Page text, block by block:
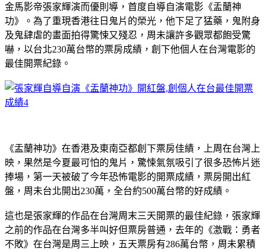
金馬影帝張家輝演而優則導，首度自導自演電影《盂蘭神
功》。為了重現香港往日鬼片的榮光，他下足了猛藥，鬼附身
及鬼肆虐的畫面拍得驚悚又殘忍，周未讓許多觀眾都飽受驚
嚇，以台北230萬台幣的票房成績，創下他個人在台灣電影的
最佳開票紀錄。
《盂蘭神功》在香港及東南亞都創下票房佳績，上周在台灣上
映，果然是今夏最可怕的鬼片，驚悚氣氛吸引了很多恐怖片迷
捧場，第一天被破了今年恐怖電影的開票成績，票房開出紅
盤，周未台北開出230萬，全台約500萬台幣的好成績。
這也是張家輝的作品在台灣周末三天開票的最佳紀錄，張家輝
之前的作品在台灣多半叫好但票房普通，去年的《激戰：勇者
不敗》在台灣是周三上映，五天票房有286萬台幣，周未累積